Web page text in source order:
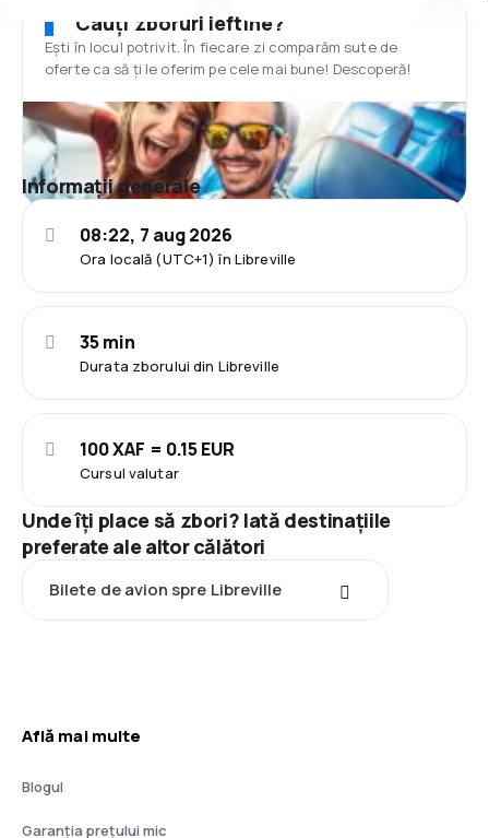
Cauți zboruri ieftine?
Ești în locul potrivit. În fiecare zi comparăm sute de
oferte ca să ți le oferim pe cele mai bune! Descoperă!
Informații generale
Ora locală (UTC+1) în Libreville
08:22, 7 aug 2026
Durata zborului din Libreville
35 min
Cursul valutar
100 XAF = 0.15 EUR
Unde îți place să zbori? Iată destinațiile
preferate ale altor călători
Bilete de avion spre Libreville
Află mai multe
Blogul
Garanția prețului mic